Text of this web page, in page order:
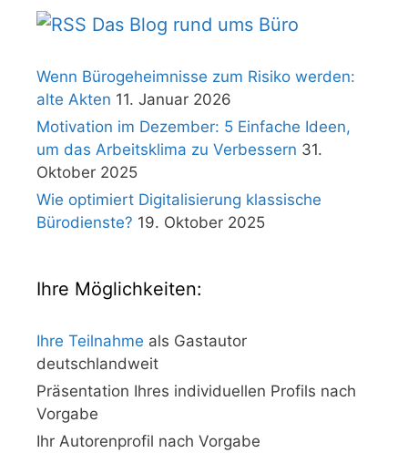
Das Blog rund ums Büro
Wenn Bürogeheimnisse zum Risiko werden:
alte Akten 11. Januar 2026
Motivation im Dezember: 5 Einfache Ideen,
um das Arbeitsklima zu Verbessern 31.
Oktober 2025
Wie optimiert Digitalisierung klassische
Bürodienste? 19. Oktober 2025
Ihre Möglichkeiten:
Ihre Teilnahme als Gastautor
deutschlandweit
Präsentation Ihres individuellen Profils nach
Vorgabe
Ihr Autorenprofil nach Vorgabe